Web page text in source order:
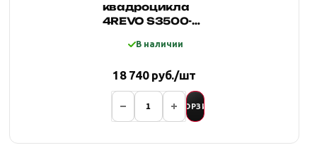
квадроцикла
4REVO S3500-A
стальным
В наличии
18 740 руб./шт
В КОРЗИНУ